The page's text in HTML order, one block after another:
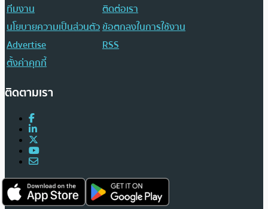
ทีมงาน
ติดต่อเรา
นโยบายความเป็นส่วนตัวข้อตกลงในการใช้งาน
Advertise
RSS
ตั้งค่าคุกกี้
ติดตามเรา